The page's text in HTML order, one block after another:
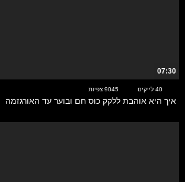
07:30
40 לייקים 9045 צפיות
איך היא אוהבת ללקק כוס חם ובוער עד האורגזמה